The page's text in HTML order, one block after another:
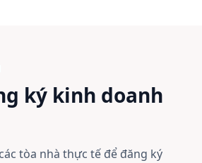
ký kinh doanh
tòa nhà thực tế để đăng ký